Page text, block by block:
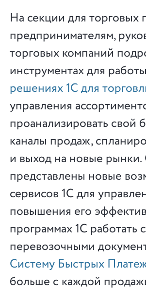
На секции для торговых
предпринимателям,
торговых компаний
инструментах для
решениях 1С для
управления
проанализировать свой
каналы продаж,
и выход на новые
представлены новые
сервисов 1С для
повышения его
программах 1С работать
перевозочными
Систему Быстрых
больше с каждой